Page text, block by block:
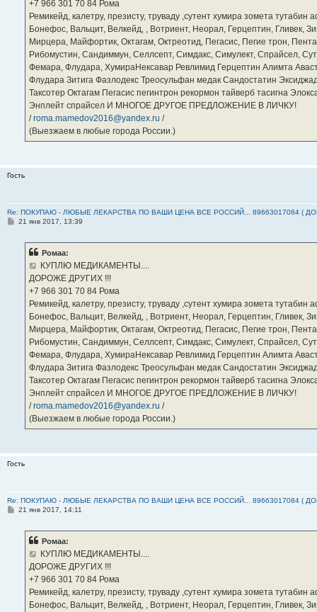
‪+7 966 301 70 84‬ Рома
Ремикейд, калетру, презисту, труваду ,сутент хумира зомета
Бонефос, Вальцит, Велкейд, , Вотриент, Неорал, Герцептин, Гливек,
Мирцера, Майфортик, Октагам, Октреотид, Пегасис, Пегие трон,
Рибомустин, Сандиммун, Селлсепт, Симдакс, Симулект, Спрайсел,
Фемара, Флудара, ХумираНексавар Ревлимид Герцептин Алимта
Флудара Зитига Фазлодекс Треосульфан медак Сандостатин
Таксотер Октагам Пегасис пегинтрон рекормон тайверб тасигна
Энплейт спрайсел И МНОГОЕ ДРУГОЕ ПРЕДЛОЖЕНИЕ В ЛИЧКУ!
/roma.mamedov2016@yandex.ru /
(Выезжаем в любые города России.)
Гость
Re: ПОКУПАЮ - ЛЮБЫЕ ЛЕКАРСТВА ПО ВАШИ ЦЕНА ВСЕ РОССИЙ... 89663017084 (
С21 янв 2017, 13:39
Ромаа:
КУПЛЮ МЕДИКАМЕНТЫ....
ДОРОЖЕ ДРУГИХ !!!
‪+7 966 301 70 84‬ Рома
Ремикейд, калетру, презисту, труваду ,сутент хумира зомета
Бонефос, Вальцит, Велкейд, , Вотриент, Неорал, Герцептин, Гливек,
Мирцера, Майфортик, Октагам, Октреотид, Пегасис, Пегие трон,
Рибомустин, Сандиммун, Селлсепт, Симдакс, Симулект, Спрайсел,
Фемара, Флудара, ХумираНексавар Ревлимид Герцептин Алимта
Флудара Зитига Фазлодекс Треосульфан медак Сандостатин
Таксотер Октагам Пегасис пегинтрон рекормон тайверб тасигна
Энплейт спрайсел И МНОГОЕ ДРУГОЕ ПРЕДЛОЖЕНИЕ В ЛИЧКУ!
/roma.mamedov2016@yandex.ru /
(Выезжаем в любые города России.)
Гость
Re: ПОКУПАЮ - ЛЮБЫЕ ЛЕКАРСТВА ПО ВАШИ ЦЕНА ВСЕ РОССИЙ... 89663017084 (
С21 янв 2017, 14:11
Ромаа:
КУПЛЮ МЕДИКАМЕНТЫ....
ДОРОЖЕ ДРУГИХ !!!
‪+7 966 301 70 84‬ Рома
Ремикейд, калетру, презисту, труваду ,сутент хумира зомета
Бонефос, Вальцит, Велкейд, , Вотриент, Неорал, Герцептин, Гливек,